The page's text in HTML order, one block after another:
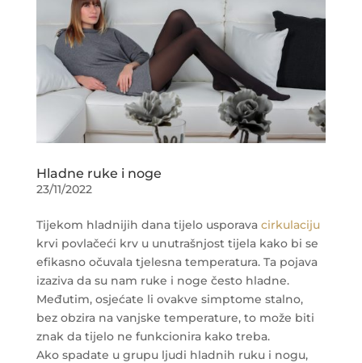
Hladne ruke i noge
23/11/2022
Tijekom hladnijih dana tijelo usporava cirkulaciju
krvi povlačeći krv u unutrašnjost tijela kako bi se
efikasno očuvala tjelesna temperatura. Ta pojava
izaziva da su nam ruke i noge često hladne.
Međutim, osjećate li ovakve simptome stalno,
bez obzira na vanjske temperature, to može biti
znak da tijelo ne funkcionira kako treba.
Ako spadate u grupu ljudi hladnih ruku i nogu,